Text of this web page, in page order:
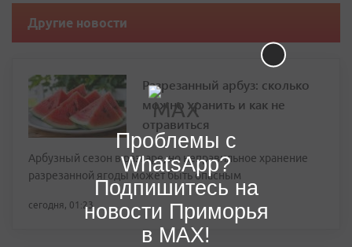
Другие новости
Разрезанный арбуз: сколько
можно хранить и как не
отравиться
Арбузный сезон в разгаре, но неправильное хранение
разрезанной ягоды может быть опасным
сегодня, 01:23
Проблемы с
WhatsApp?
Подпишитесь на
новости Приморья
в MAX!